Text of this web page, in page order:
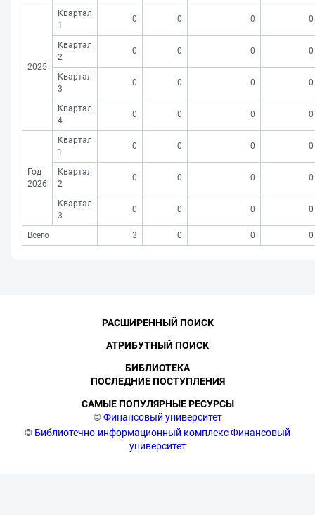
2025
Квартал
1
0 0 0 0
Квартал
2
0 0 0 0
Квартал
3
0 0 0 0
Квартал
4
0 0 0 0
Год
2026
Квартал
1
0 0 0 0
Квартал
2
0 0 0 0
Квартал
3
0 0 0 0
Всего 3 0 0 0
©Финансовый университет
© Библиотечно-информационный комплекс Финансовый
университет
РАСШИРЕННЫЙ ПОИСК
АТРИБУТНЫЙ ПОИСК
БИБЛИОТЕКА
ПОСЛЕДНИЕ ПОСТУПЛЕНИЯ
САМЫЕ ПОПУЛЯРНЫЕ РЕСУРСЫ